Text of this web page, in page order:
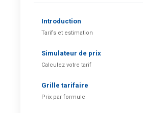
Introduction
Tarifs et estimation
Simulateur de prix
Calculez votre tarif
Grille tarifaire
Prix par formule